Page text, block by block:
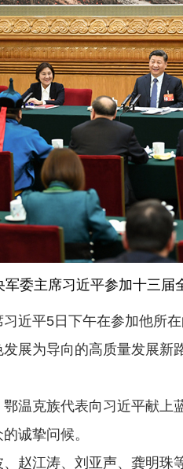
委主席习近平参加十三
近平5日下午在参加他所
展为导向的高质量发展
克族代表向习近平献上
诚挚问候。
江涛、刘亚声、龚明珠